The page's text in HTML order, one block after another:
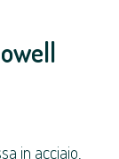
in acciaio,